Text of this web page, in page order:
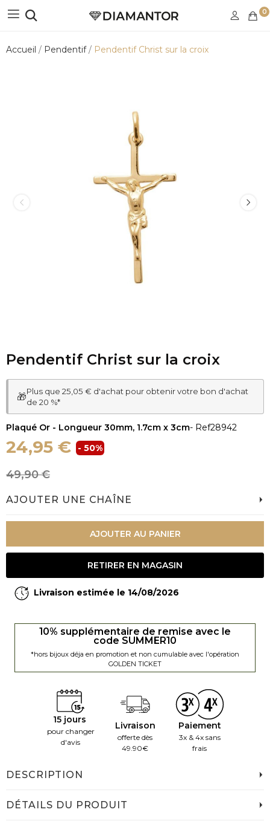
0
Accueil Pendentif Pendentif Christ sur la croix
Pendentif Christ sur la croix
🎁Plus que 25,05 € d'achat pour obtenir votre bon d'achat
de 20 %*
Plaqué Or - Longueur 30mm, 1.7cm x 3cm- Ref28942
24,95 € - 50%
49,90 €
AJOUTER UNE CHAÎNE
AJOUTER AU PANIER
RETIRER EN MAGASIN
Livraison estimée le 14/08/2026
10% supplémentaire de remise avec le
code SUMMER10
*hors bijoux déja en promotion et non cumulable avec l'opération
GOLDEN TICKET
15 jours
pour changer
d'avis
Livraison
offerte dès
49.90€
Paiement
3x & 4x sans
frais
DESCRIPTION
DÉTAILS DU PRODUIT